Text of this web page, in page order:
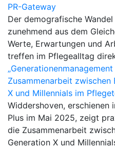
PR-Gateway
Der demografische
zunehmend aus dem
Werte, Erwartungen und
treffen im Pflegealltag
Zusammenarbeit
X und Millennials im
Widdershoven, erschienen
Plus im Mai 2025, zeigt
die Zusammenarbeit
Generation X und